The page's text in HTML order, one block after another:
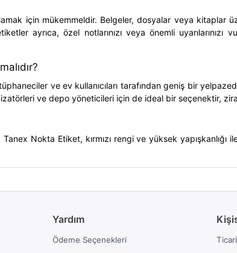
için mükemmeldir. Belgeler, dosyalar veya kitaplar
ayrıca, özel notlarınızı veya önemli
ve ev kullanıcıları tarafından geniş bir
ve depo yöneticileri için de ideal bir seçenektir,
Nokta Etiket, kırmızı rengi ve yüksek
Yardım
Ödeme Seçenekleri